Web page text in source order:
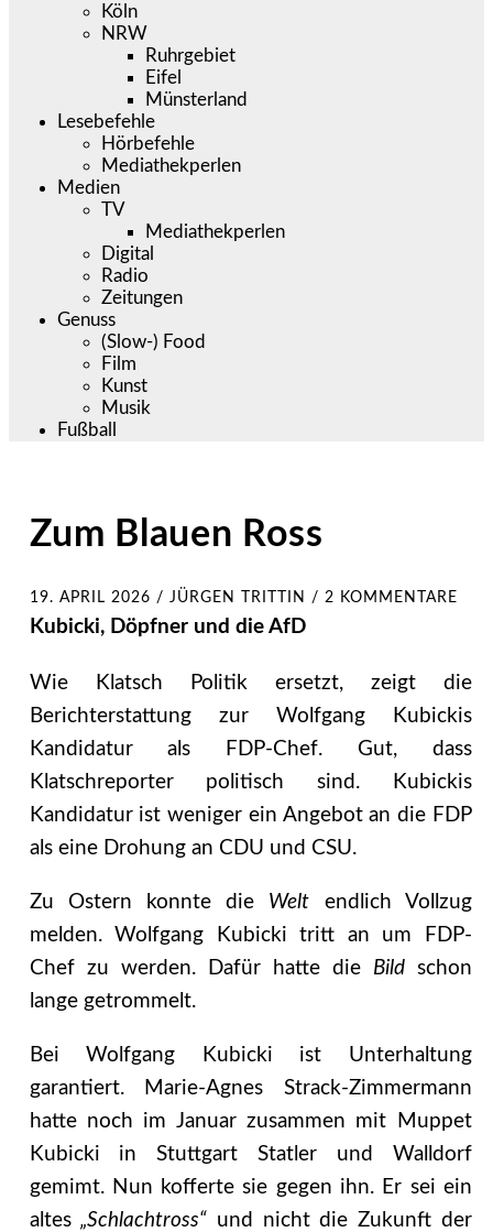
Köln
NRW
Ruhrgebiet
Eifel
Münsterland
Lesebefehle
Hörbefehle
Mediathekperlen
Medien
TV
Mediathekperlen
Digital
Radio
Zeitungen
Genuss
(Slow-) Food
Film
Kunst
Musik
Fußball
Zum Blauen Ross
19. APRIL 2026 / JÜRGEN TRITTIN / 2 KOMMENTARE
Kubicki, Döpfner und die AfD
Wie Klatsch Politik ersetzt, zeigt die
Berichterstattung zur Wolfgang Kubickis
Kandidatur als FDP-Chef. Gut, dass
Klatschreporter politisch sind. Kubickis
Kandidatur ist weniger ein Angebot an die FDP
als eine Drohung an CDU und CSU.
Zu Ostern konnte die Welt endlich Vollzug
melden. Wolfgang Kubicki tritt an um FDP-
Chef zu werden. Dafür hatte die Bildschon
lange getrommelt.
Bei Wolfgang Kubicki ist Unterhaltung
garantiert. Marie-Agnes Strack-Zimmermann
hatte noch im Januar zusammen mit Muppet
Kubicki in Stuttgart Statler und Walldorf
gemimt. Nun kofferte sie gegen ihn. Er sei ein
altes„Schlachtross“ und nicht die Zukunft der